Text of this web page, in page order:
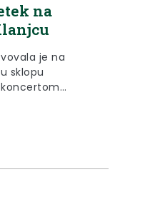
na
je na
sklopu